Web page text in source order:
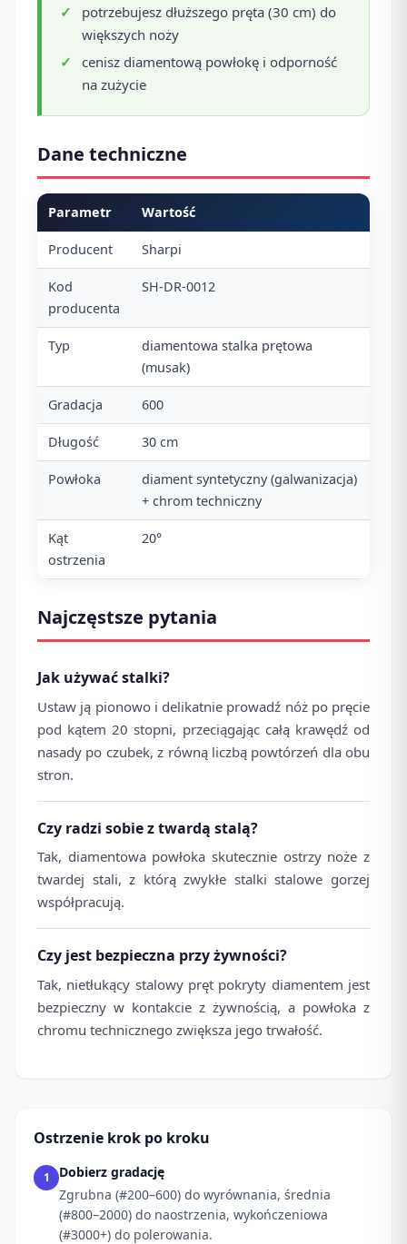
potrzebujesz dłuższego pręta (30 cm) do
większych noży
cenisz diamentową powłokę i odporność
na zużycie
Dane techniczne
Parametr Wartość
Producent Sharpi
Kod
producenta
SH-DR-0012
Typ
diamentowa stalka prętowa
(musak)
Gradacja 600
Długość 30 cm
Powłoka
diament syntetyczny (galwanizacja)
+ chrom techniczny
Kąt
ostrzenia
20°
Najczęstsze pytania
Jak używać stalki?
Ustaw ją pionowo i delikatnie prowadź nóż po pręcie
pod kątem 20 stopni, przeciągając całą krawędź od
nasady po czubek, z równą liczbą powtórzeń dla obu
stron.
Czy radzi sobie z twardą stalą?
Tak, diamentowa powłoka skutecznie ostrzy noże z
twardej stali, z którą zwykłe stalki stalowe gorzej
współpracują.
Czy jest bezpieczna przy żywności?
Tak, nietłukący stalowy pręt pokryty diamentem jest
bezpieczny w kontakcie z żywnością, a powłoka z
chromu technicznego zwiększa jego trwałość.
Ostrzenie krok po kroku
1
Dobierz gradację
Zgrubna (#200–600) do wyrównania, średnia
(#800–2000) do naostrzenia, wykończeniowa
(#3000+) do polerowania.